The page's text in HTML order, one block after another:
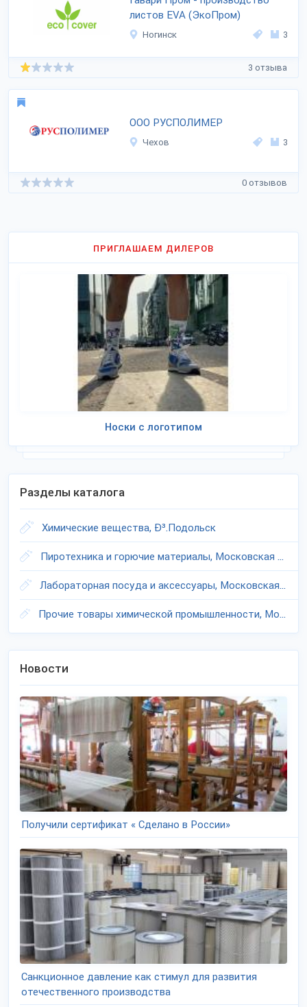
листов EVA (ЭкоПром)
Ногинск 3
3 отзыва
ООО РУСПОЛИМЕР
Чехов 3
0 отзывов
ПРИГЛАШАЕМ ДИЛЕРОВ
Носки с логотипом
Разделы каталога
Химические вещества, Ð³.Подольск
Пиротехника и горючие материалы, Московская область
Лабораторная посуда и аксессуары, Московская область
Прочие товары химической промышленности, Московская область
Новости
Получили сертификат « Сделано в России»
Санкционное давление как стимул для развития
отечественного производства